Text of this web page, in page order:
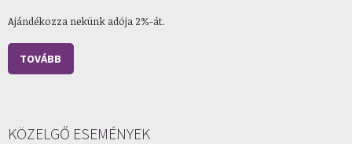
Ajándékozza nekünk adója 2%-át.
TOVÁBB
KÖZELGŐ ESEMÉNYEK